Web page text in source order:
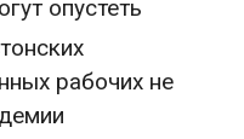
опустеть
рабочих не